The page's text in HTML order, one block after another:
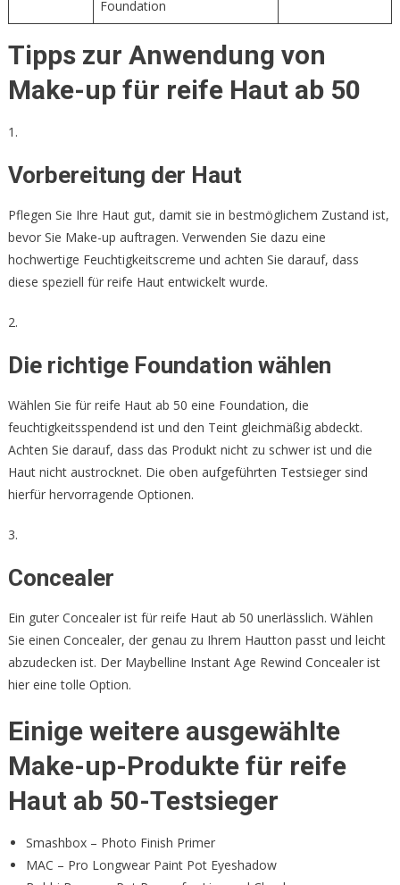
Foundation
Tipps zur Anwendung von
Make-up für reife Haut ab 50
1.
Vorbereitung der Haut
Pflegen Sie Ihre Haut gut, damit sie in bestmöglichem Zustand ist,
bevor Sie Make-up auftragen. Verwenden Sie dazu eine
hochwertige Feuchtigkeitscreme und achten Sie darauf, dass
diese speziell für reife Haut entwickelt wurde.
2.
Die richtige Foundation wählen
Wählen Sie für reife Haut ab 50 eine Foundation, die
feuchtigkeitsspendend ist und den Teint gleichmäßig abdeckt.
Achten Sie darauf, dass das Produkt nicht zu schwer ist und die
Haut nicht austrocknet. Die oben aufgeführten Testsieger sind
hierfür hervorragende Optionen.
3.
Concealer
Ein guter Concealer ist für reife Haut ab 50 unerlässlich. Wählen
Sie einen Concealer, der genau zu Ihrem Hautton passt und leicht
abzudecken ist. Der Maybelline Instant Age Rewind Concealer ist
hier eine tolle Option.
Einige weitere ausgewählte
Make-up-Produkte für reife
Haut ab 50-Testsieger
Smashbox – Photo Finish Primer
MAC – Pro Longwear Paint Pot Eyeshadow